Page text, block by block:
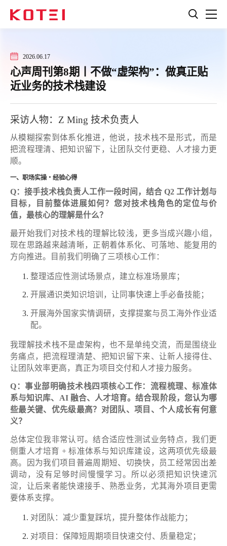
2026.06.17
心声周刊第8期丨不做“虚架构”：做真正贴
近业务的技术栈建设
采访人物：Z Ming 技术负责人
从模糊探索到体系化推进，他说，技术栈不是形式，而是
把流程理清、把知识留下，让团队交付更稳、人才接力更
顺。
一、职场实操・经验心得
Q：接手技术栈负责人工作一段时间，结合 Q2 工作计划与
目标，目前整体进展如何？您对技术栈角色的定位与价
值，最核心的理解是什么？
最开始我们对技术栈的理解比较浅，更多当成兴趣小组，
现在思路越来越清晰，正朝着体系化、可落地、能复用的
方向推进。目前我们明确了三项核心工作：
整理适应性测试场景点，建立标准场景库；
开展通识类知识培训，让同事快速上手必备技能；
开展海外国家实情调研，支撑提案与员工海外作业适
配。
我理解技术栈不是虚架构，也不是单纯交流，而是围绕业
务痛点，把流程理清楚、把知识留下来、让新人接得住、
让团队效率更高，真正为项目交付和人才接力服务。
Q：事业部明确技术栈四项核心工作：流程梳理、标准体
系与知识库、AI 融合、人才培育。结合现阶段，您认为哪
些最关键、优先级最高？对团队、项目、个人成长有何意
义？
总体定位我非常认可。结合适应性测试业务特点，我们更
侧重人才培育 + 标准体系与知识库建设，这两项优先级最
高。因为我们项目普遍周期短、切换快，员工经常因出差
调动，没有足够时间慢慢学习。所以必须把知识快速沉
淀，让后来者能快速接手、熟悉业务，尤其海外项目更需
要体系支撑。
对团队：减少重复踩坑，提升整体作战能力；
对项目：保障短周期项目快速交付、质量稳定；